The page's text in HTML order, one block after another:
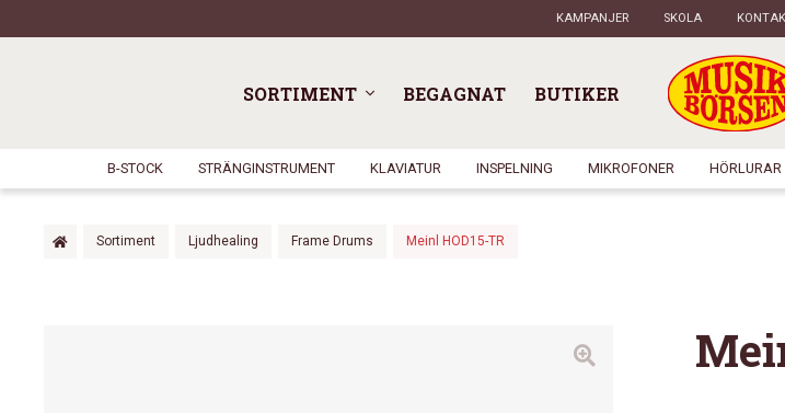
KAMPANJER SKOLA
SORTIMENT BEGAGNAT BUTIKER
B-STOCK STRÄNGINSTRUMENT KLAVIATUR INSPELNING MIKROFONER HÖRLURAR
Sortiment Ljudhealing Frame Drums Meinl HOD15-TR